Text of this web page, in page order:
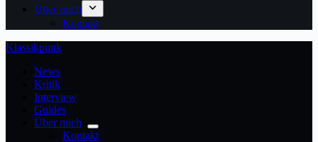
Über mich
Kontakt
Klassikpunk
News
Kritik
Interview
Guides
Über mich
Kontakt